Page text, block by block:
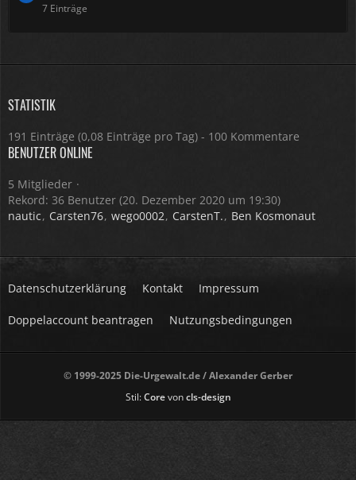
7 Einträge
STATISTIK
191 Einträge (0,08 Einträge pro Tag) - 100 Kommentare
BENUTZER ONLINE
5 Mitglieder
Rekord: 36 Benutzer (20. Dezember 2020 um 19:30)
nautic
Carsten76 wego0002 CarstenT. Ben Kosmonaut
Datenschutzerklärung Kontakt Impressum
Doppelaccount beantragen Nutzungsbedingungen
© 1999-2025 Die-Urgewalt.de / Alexander Gerber
Stil:Corevoncls-design